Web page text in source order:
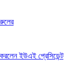
ইউএই প্রেসিডেন্ট